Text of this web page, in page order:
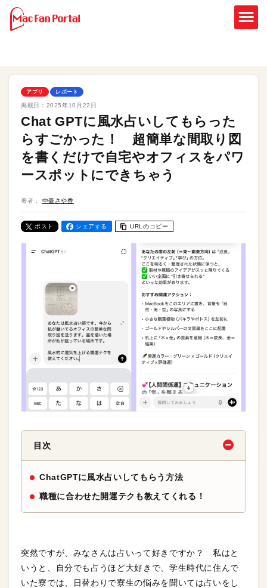
アプリ レポート
掲載日： 2025年10月22日
Chat GPTに風水占いしてもらった
らすごかった！ 超簡単な間取り図
を書くだけで自宅やオフィスをパワ
ースポットにできちゃう
著者： 中臺さや香
ポスト シェアする URLのコピー
目次
ChatGPTに風水占いしてもらう方法
職種に合わせた開運テクも教えてくれる！
突然ですが、みなさんは占いって好きですか？ 私はと
いうと、自分でも占うほど大好きで、学生時代に住んで
いた寮では、日替わりで寮生の悩みを聞いては占いをし